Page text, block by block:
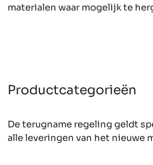
materialen waar mogelijk te
Productcategorieën
De terugname­ regeling geldt
alle leveringen van het nieuwe